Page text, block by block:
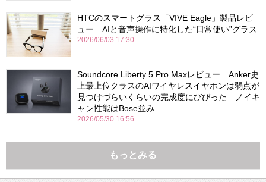
HTCのスマートグラス「VIVE Eagle」製品レビ
ュー AIと音声操作に特化した“日常使い”グラス
2026/06/03 17:30
Soundcore Liberty 5 Pro Maxレビュー Anker史
上最上位クラスのAIワイヤレスイヤホンは弱点が
見つけづらいくらいの完成度にびびった ノイキ
ャン性能はBose並み
2026/05/30 16:56
もっとみる